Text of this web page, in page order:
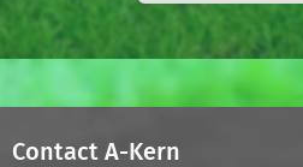
Contact A-Kern